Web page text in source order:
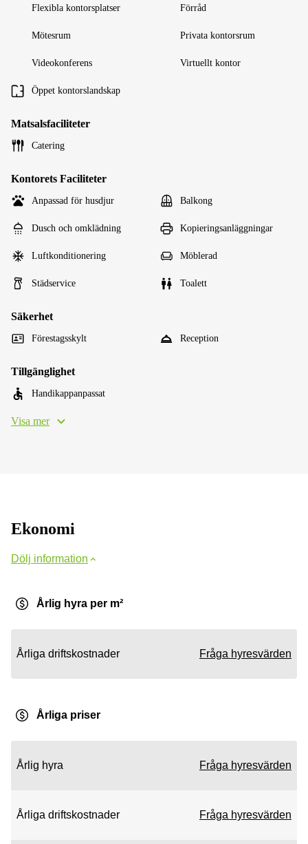
Flexibla kontorsplatser Förråd
Mötesrum Privata kontorsrum
Videokonferens Virtuellt kontor
Öppet kontorslandskap
Matsalsfaciliteter
Catering
Kontorets Faciliteter
Anpassad för husdjur Balkong
Dusch och omklädning Kopieringsanläggningar
Luftkonditionering Möblerad
Städservice Toalett
Säkerhet
Förestagsskylt Reception
Tillgänglighet
Handikappanpassat
Visa mer
Ekonomi
Dölj information
Årlig hyra per m²
Årliga driftskostnader Fråga hyresvärden
Årliga priser
Årlig hyra Fråga hyresvärden
Årliga driftskostnader Fråga hyresvärden